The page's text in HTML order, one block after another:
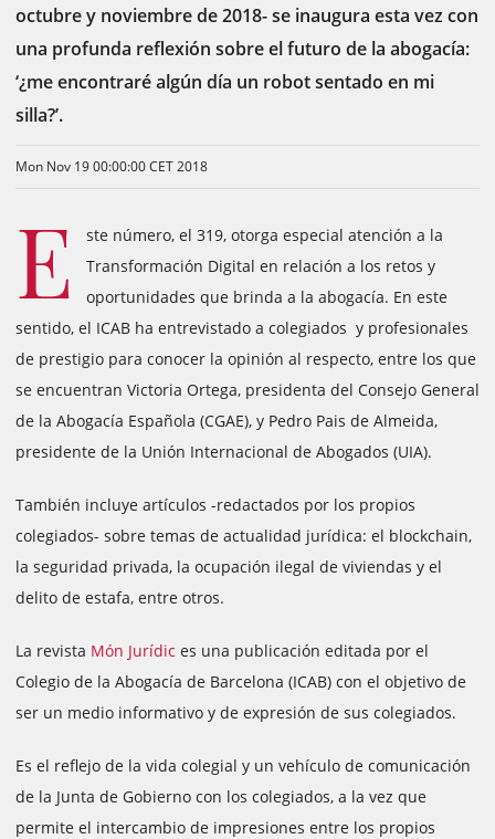
octubre y noviembre de 2018- se inaugura esta vez con
una profunda reflexión sobre el futuro de la abogacía:
‘¿me encontraré algún día un robot sentado en mi
silla?’.
Mon Nov 19 00:00:00 CET 2018
E
ste número, el 319, otorga especial atención a la
Transformación Digital en relación a los retos y
oportunidades que brinda a la abogacía. En este
sentido, el ICAB ha entrevistado a colegiados y profesionales
de prestigio para conocer la opinión al respecto, entre los que
se encuentran Victoria Ortega, presidenta del Consejo General
de la Abogacía Española (CGAE), y Pedro Pais de Almeida,
presidente de la Unión Internacional de Abogados (UIA).
También incluye artículos -redactados por los propios
colegiados- sobre temas de actualidad jurídica: el blockchain,
la seguridad privada, la ocupación ilegal de viviendas y el
delito de estafa, entre otros.
La revista Món Jurídic es una publicación editada por el
Colegio de la Abogacía de Barcelona (ICAB) con el objetivo de
ser un medio informativo y de expresión de sus colegiados.
Es el reflejo de la vida colegial y un vehículo de comunicación
de la Junta de Gobierno con los colegiados, a la vez que
permite el intercambio de impresiones entre los propios